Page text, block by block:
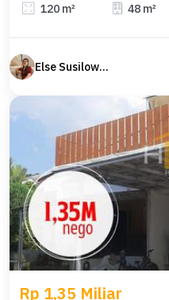
120 m² 48 m²
Else Susilowaty
Rp 1,35 Miliar